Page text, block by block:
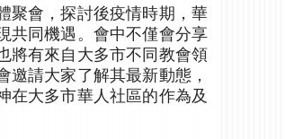
聚會，探討後疫情時期，華
共同機遇。會中不僅會分享
將有來自大多市不同教會領
請大家了解其最新動態，
在大多市華人社區的作為及